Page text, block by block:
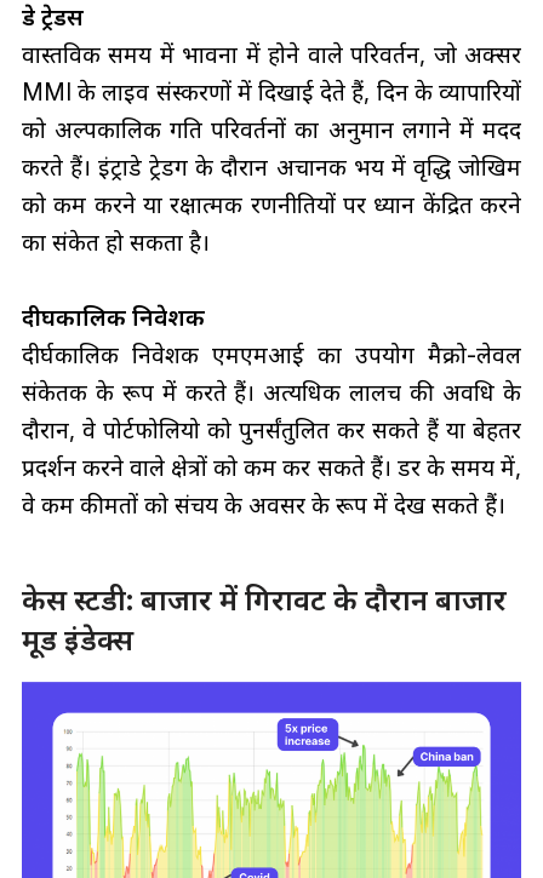
डे ट्रेडर्स
वास्तविक समय में भावना में होने वाले परिवर्तन, जो अक्सर
MMI के लाइव संस्करणों में दिखाई देते हैं, दिन के व्यापारियों
को अल्पकालिक गति परिवर्तनों का अनुमान लगाने में मदद
करते हैं। इंट्राडे ट्रेडिंग के दौरान अचानक भय में वृद्धि जोखिम
को कम करने या रक्षात्मक रणनीतियों पर ध्यान केंद्रित करने
का संकेत हो सकता है।
दीर्घकालिक निवेशक
दीर्घकालिक निवेशक एमएमआई का उपयोग मैक्रो-लेवल
संकेतक के रूप में करते हैं। अत्यधिक लालच की अवधि के
दौरान, वे पोर्टफोलियो को पुनर्संतुलित कर सकते हैं या बेहतर
प्रदर्शन करने वाले क्षेत्रों को कम कर सकते हैं। डर के समय में,
वे कम कीमतों को संचय के अवसर के रूप में देख सकते हैं।
केस स्टडी: बाजार में गिरावट के दौरान बाजार
मूड इंडेक्स